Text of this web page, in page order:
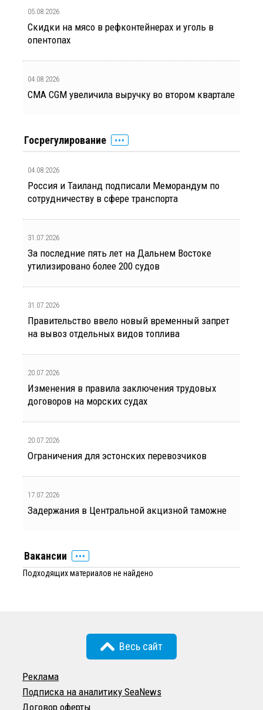
05.08.2026
Скидки на мясо в рефконтейнерах и уголь в
опентопах
04.08.2026
CMA CGM увеличила выручку во втором квартале
Госрегулирование
04.08.2026
Россия и Таиланд подписали Меморандум по
сотрудничеству в сфере транспорта
31.07.2026
За последние пять лет на Дальнем Востоке
утилизировано более 200 судов
31.07.2026
Правительство ввело новый временный запрет
на вывоз отдельных видов топлива
20.07.2026
Изменения в правила заключения трудовых
договоров на морских судах
20.07.2026
Ограничения для эстонских перевозчиков
17.07.2026
Задержания в Центральной акцизной таможне
Вакансии
Подходящих материалов не найдено
Весь сайт
Реклама
Подписка на аналитику SeaNews
Договор оферты